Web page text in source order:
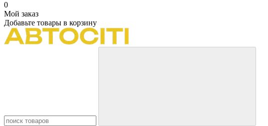
0
Мой заказ
Добавьте товары в корзину